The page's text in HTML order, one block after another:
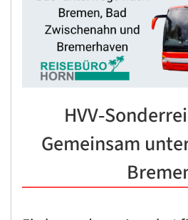
Gemeinsam